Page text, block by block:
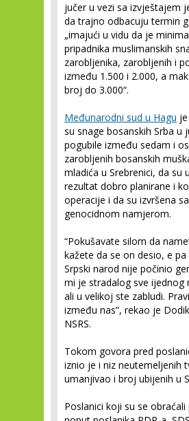
jučer u vezi sa izvještajem
da trajno odbacuju termin
„imajući u vidu da je
pripadnika muslimanskih
zarobljenika, zarobljenih i
između 1.500 i 2.000, a
broj do 3.000“.
Međunarodni sud u Hagu
su snage bosanskih Srba u
pogubile između sedam i
zarobljenih bosanskih
mladića u Srebrenici, da su
rezultat dobro planirane i
operacije i da su izvršena sa
genocidnom namjerom.
“Pokušavate silom da
kažete da se on desio, e pa
Srpski narod nije počinio
mi je stradalog sve ijednog
ali u velikoj ste zabludi.
između nas”, rekao je
NSRS.
Tokom govora pred
iznio je i niz neutemeljenih
umanjivao i broj ubijenih u
Poslanici koji su se obraćali